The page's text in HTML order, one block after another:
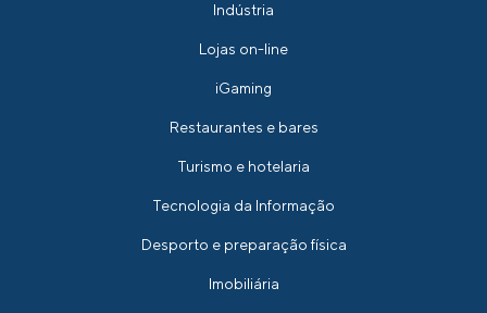
Indústria
Lojas on-line
iGaming
Restaurantes e bares
Turismo e hotelaria
Tecnologia da Informação
Desporto e preparação física
Imobiliária